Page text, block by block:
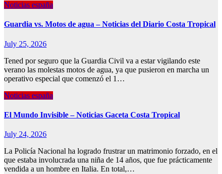
Noticias españa
Guardia vs. Motos de agua – Noticias del Diario Costa Tropical
July 25, 2026
Tened por seguro que la Guardia Civil va a estar vigilando este
verano las molestas motos de agua, ya que pusieron en marcha un
operativo especial que comenzó el 1…
Noticias españa
El Mundo Invisible – Noticias Gaceta Costa Tropical
July 24, 2026
La Policía Nacional ha logrado frustrar un matrimonio forzado, en el
que estaba involucrada una niña de 14 años, que fue prácticamente
vendida a un hombre en Italia. En total,…